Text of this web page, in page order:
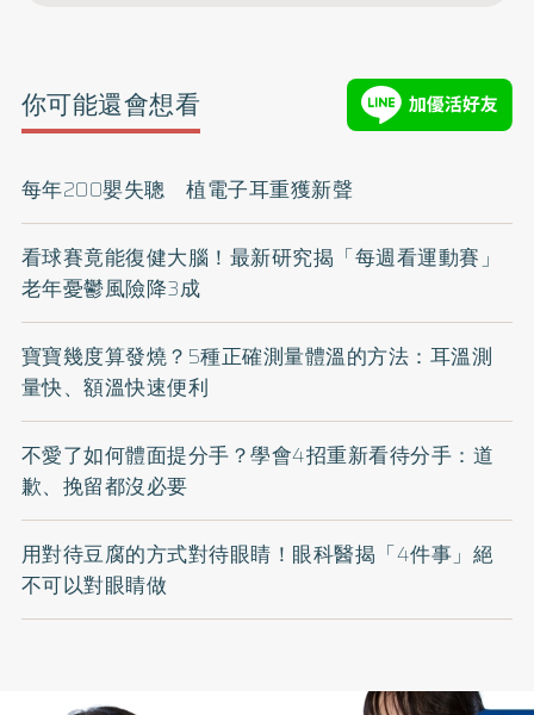
你可能還會想看
每年200嬰失聰 植電子耳重獲新聲
看球賽竟能復健大腦！最新研究揭「每週看運動賽」
老年憂鬱風險降3成
寶寶幾度算發燒？5種正確測量體溫的方法：耳溫測
量快、額溫快速便利
不愛了如何體面提分手？學會4招重新看待分手：道
歉、挽留都沒必要
用對待豆腐的方式對待眼睛！眼科醫揭「4件事」絕
不可以對眼睛做